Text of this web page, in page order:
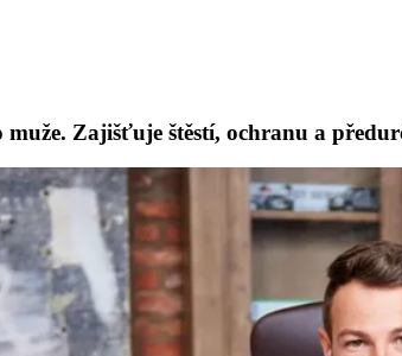
muže. Zajišťuje štěstí, ochranu a